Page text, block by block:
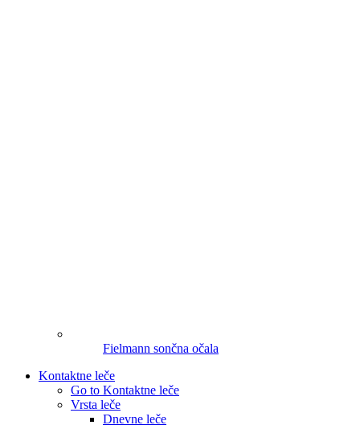
Fielmann sončna očala
Kontaktne leče
Go to Kontaktne leče
Vrsta leče
Dnevne leče